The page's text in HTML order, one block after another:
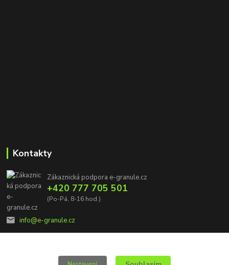
Kontakty
Zákaznická podpora e-granule.cz
+420 777 705 501
(Po-Pá, 8-16 hod.)
info@e-granule.cz